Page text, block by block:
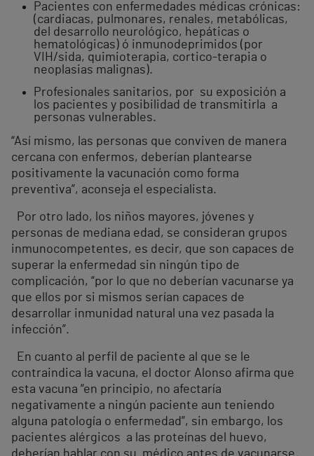
Pacientes con enfermedades médicas crónicas:
(cardiacas, pulmonares, renales, metabólicas,
del desarrollo neurológico, hepáticas o
hematológicas) ó inmunodeprimidos (por
VIH/sida, quimioterapia, cortico-terapia o
neoplasias malignas).
Profesionales sanitarios, por su exposición a
los pacientes y posibilidad de transmitirla a
personas vulnerables.
“Así mismo, las personas que conviven de manera
cercana con enfermos, deberían plantearse
positivamente la vacunación como forma
preventiva”, aconseja el especialista.
Por otro lado, los niños mayores, jóvenes y
personas de mediana edad, se consideran grupos
inmunocompetentes, es decir, que son capaces de
superar la enfermedad sin ningún tipo de
complicación, “por lo que no deberían vacunarse ya
que ellos por si mismos serían capaces de
desarrollar inmunidad natural una vez pasada la
infección”.
En cuanto al perfil de paciente al que se le
contraindica la vacuna, el doctor Alonso afirma que
esta vacuna “en principio, no afectaría
negativamente a ningún paciente aun teniendo
alguna patología o enfermedad”, sin embargo, los
pacientes alérgicos a las proteínas del huevo,